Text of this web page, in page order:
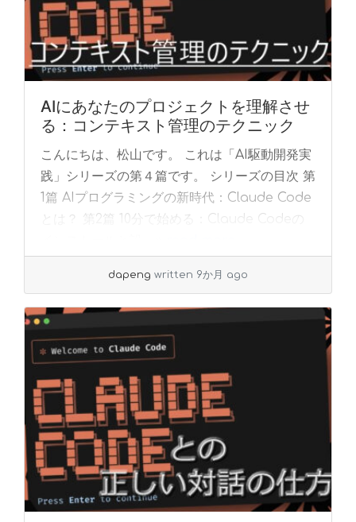
AIにあなたのプロジェクトを理解させ
る：コンテキスト管理のテクニック
こんにちは、松山です。 これは「AI駆動開発実
践」シリーズの第４篇です。 シリーズの目次 第
1篇 AIプログラミングの新時代：Claude Code
とは？ 第2篇 10分で始める：Claude Codeの
dapeng written 9か月 ago